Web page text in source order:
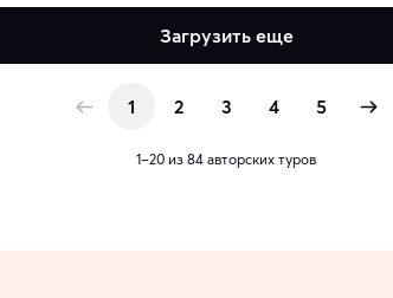
Загрузить еще
1 2 3 4 5
1–20 из 84 авторских туров